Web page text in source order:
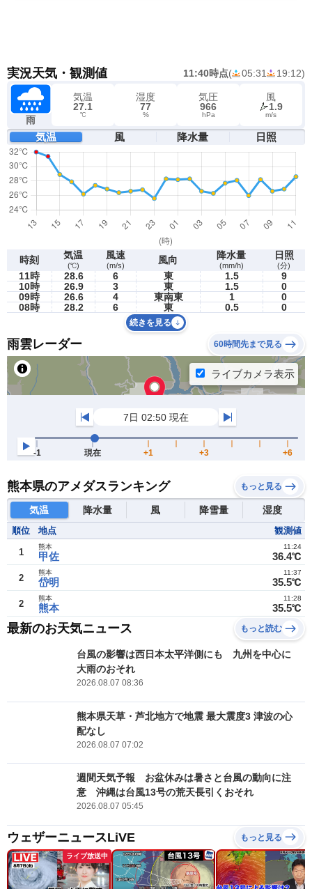
実況天気・観測値 11:40時点( 05:31 19:12)
雨
気温
27.1
℃
湿度
77
%
気圧
966
hPa
風
1.9
m/s
気温 風 降水量 日照
時刻 気温
(℃)
風速
(m/s) 風向 降水量
(mm/h)
日照
(分)
11時 28.6 6 東 1.5
9
10時
26.9 3 東 1.5
0
09時
26.6 4 東南東 1
0
08時
28.2 6 東 0.5 0
続きを見る
雨雲レーダー 60時間先まで見る
熊本県のアメダスランキング もっと見る
気温 降水量 風 降雪量 湿度
順位 地点 観測値
1 甲佐
熊本
36.4℃
11:24
2 岱明
熊本
35.5℃
11:37
2 熊本
熊本
35.5℃
11:28
最新のお天気ニュース もっと読む
台風の影響は西日本太平洋側にも 九州を中心に
大雨のおそれ
2026.08.07 08:36
熊本県天草・芦北地方で地震 最大震度3 津波の心
配なし
2026.08.07 07:02
週間天気予報 お盆休みは暑さと台風の動向に注
意 沖縄は台風13号の荒天長引くおそれ
2026.08.07 05:45
ウェザーニュースLiVE もっと見る
ライブ放送中